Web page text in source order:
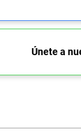
Únete a